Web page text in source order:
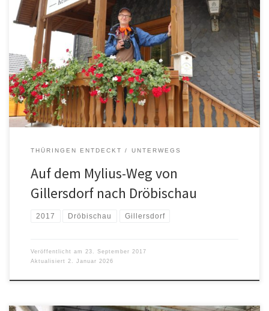
THÜRINGEN ENTDECKT UNTERWEGS
Auf dem Mylius-Weg von
Gillersdorf nach Dröbischau
2017 Dröbischau Gillersdorf
Veröffentlicht am 23. September 2017
Aktualisiert
2. Januar 2026